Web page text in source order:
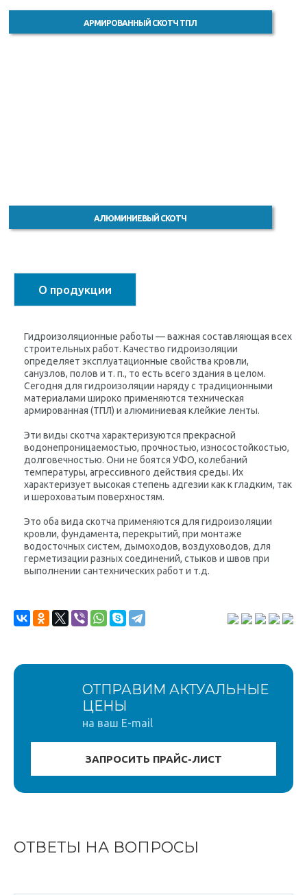
АРМИРОВАННЫЙ СКОТЧ ТПЛ
АЛЮМИНИЕВЫЙ СКОТЧ
О продукции
Гидроизоляционные работы — важная составляющая всех
строительных работ. Качество гидроизоляции
определяет эксплуатационные свойства кровли,
санузлов, полов и т. п., то есть всего здания в целом.
Сегодня для гидроизоляции наряду с традиционными
материалами широко применяются техническая
армированная (ТПЛ) и алюминиевая клейкие ленты.
Эти виды скотча характеризуются прекрасной
водонепроницаемостью, прочностью, износостойкостью,
долговечностью. Они не боятся УФО, колебаний
температуры, агрессивного действия среды. Их
характеризует высокая степень адгезии как к гладким, так
и шероховатым поверхностям.
Это оба вида скотча применяются для гидроизоляции
кровли, фундамента, перекрытий, при монтаже
водосточных систем, дымоходов, воздуховодов, для
герметизации разных соединений, стыков и швов при
выполнении сантехнических работ и т.д.
ОТПРАВИМ АКТУАЛЬНЫЕ
ЦЕНЫ
на ваш E-mail
ОТВЕТЫ НА ВОПРОСЫ